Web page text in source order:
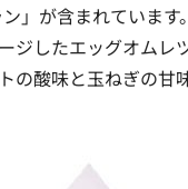
」が含まれています。
ジしたエッグオム
の酸味と玉ねぎの